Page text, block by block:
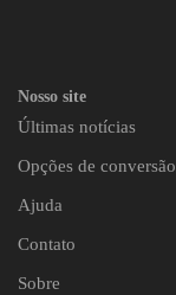
Nosso site
Últimas notícias
Opções de conversão
Ajuda
Contato
Sobre